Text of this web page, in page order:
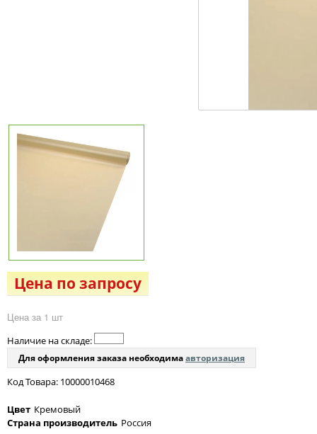
Цена по запросу
Цена за 1 шт
Наличие на складе:
Для оформления заказа необходимаавторизация
Код Товара: 10000010468
Цвет Кремовый
Страна производитель Россия